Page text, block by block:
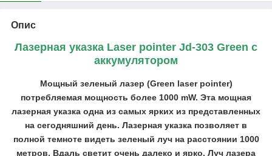
Опис
Лазерная указка Laser pointer Jd-303 Green с
аккумулятором
Мощный зеленый лазер (Green laser pointer)
потребляемая мощность более 1000 mW. Эта мощная
лазерная указка одна из самых ярких из представленных
на сегодняшний день. Лазерная указка позволяет в
полной темноте видеть зеленый луч на расстоянии 1000
метров. Вдаль светит очень далеко и ярко. Луч лазера